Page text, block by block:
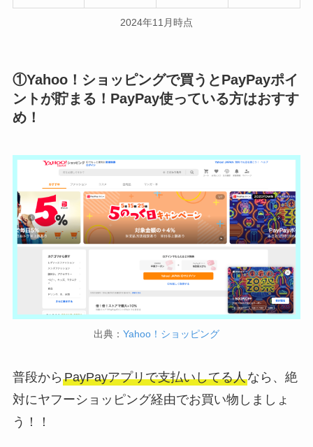
2024年11月時点
①Yahoo！ショッピングで買うとPayPayポイ
ントが貯まる！PayPay使っている方はおすす
め！
出典： Yahoo！ショッピング
普段から PayPayアプリで支払いしてる人なら、絶
対にヤフーショッピング経由でお買い物しましょ
う！！